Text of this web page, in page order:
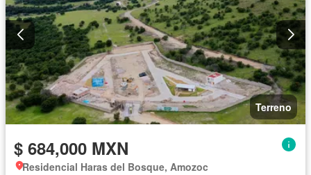
Terreno
$ 684,000 MXN
Residencial Haras del Bosque, Amozoc